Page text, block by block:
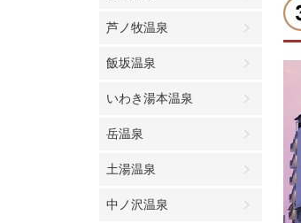
芦ノ牧温泉
飯坂温泉
いわき湯本温泉
岳温泉
土湯温泉
中ノ沢温泉